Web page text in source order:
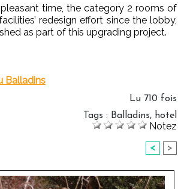
time, the category 2 rooms of
redesign effort since the lobby,
as part of this upgrading project.
Balladins
Lu 710 fois
Tags : Balladins, hotel
Notez
< >